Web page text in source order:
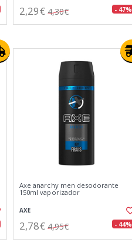
2,29€ 4,30€ - 47%
Axe anarchy men desodorante
150ml vaporizador
AXE
2,78€ 4,95€ - 44%